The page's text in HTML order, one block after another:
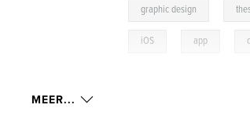
graphic design
iOS app
MEER...